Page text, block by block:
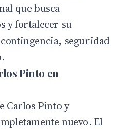
que busca
y fortalecer su
seguridad
Pinto en
Carlos Pinto y
nuevo. El